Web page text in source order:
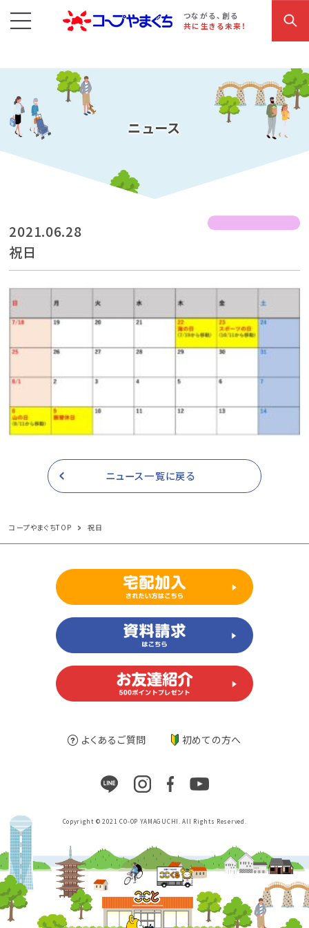
つながる、創る
共に生きる未来！
コープやまぐち お買い物・サービス こだわり商品 参加・イベント情報
ニュース
2021.06.28
祝日
ニュース一覧に戻る
コープやまぐちTOP 祝日
よくあるご質問 初めての方へ
Copyright © 2021 CO-OP YAMAGUCHI. All Rights Reserved.